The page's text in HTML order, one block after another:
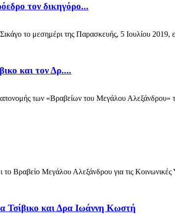
τον δικηγόρο...
το μεσημέρι της Παρασκευής, 5 Ιουλίου 2019,
και τον Δρ....
των «Βραβείων του Μεγάλου Αλεξάνδρου»
Βραβείο Μεγάλου Αλεξάνδρου για τις
Τσίβικο και Δρα Ιωάννη Κωστή